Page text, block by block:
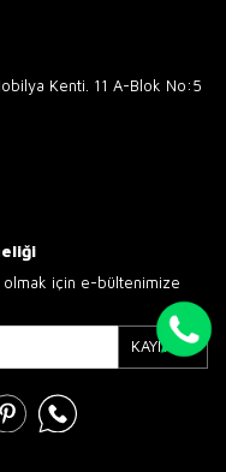
Kenti. 11 A-Blok No:5
için e-bültenimize
KAYIT OL